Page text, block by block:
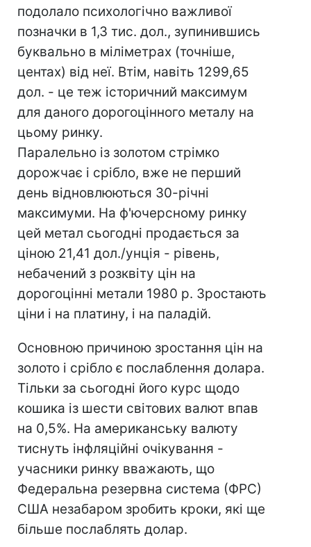
подолало психологічно важливої
позначки в 1,3 тис. дол., зупинившись
буквально в міліметрах (точніше,
центах) від неї. Втім, навіть 1299,65
дол. - це теж історичний максимум
для даного дорогоцінного металу на
цьому ринку.
Паралельно із золотом стрімко
дорожчає і срібло, вже не перший
день відновлюються 30-річні
максимуми. На ф'ючерсному ринку
цей метал сьогодні продається за
ціною 21,41 дол./унція - рівень,
небачений з розквіту цін на
дорогоцінні метали 1980 р. Зростають
ціни і на платину, і на паладій.
Основною причиною зростання цін на
золото і срібло є послаблення долара.
Тільки за сьогодні його курс щодо
кошика із шести світових валют впав
на 0,5%. На американську валюту
тиснуть інфляційні очікування -
учасники ринку вважають, що
Федеральна резервна система (ФРС)
США незабаром зробить кроки, які ще
більше послаблять долар.